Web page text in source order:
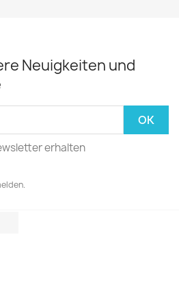
Neuigkeiten und
erhalten